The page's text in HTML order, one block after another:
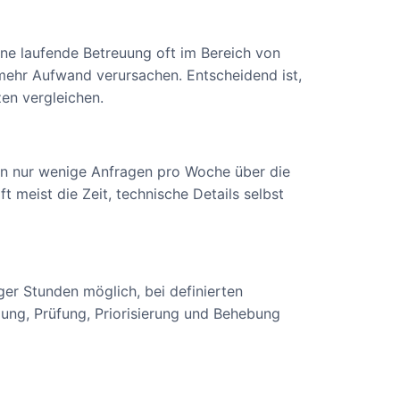
laufende Betreuung oft im Bereich von
Aufwand verursachen. Entscheidend ist,
vergleichen.
nur wenige Anfragen pro Woche über die
meist die Zeit, technische Details selbst
Stunden möglich, bei definierten
Prüfung, Priorisierung und Behebung